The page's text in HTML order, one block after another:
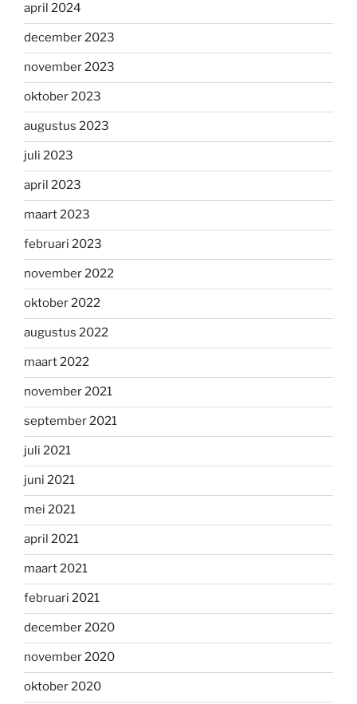
april 2024
december 2023
november 2023
oktober 2023
augustus 2023
juli 2023
april 2023
maart 2023
februari 2023
november 2022
oktober 2022
augustus 2022
maart 2022
november 2021
september 2021
juli 2021
juni 2021
mei 2021
april 2021
maart 2021
februari 2021
december 2020
november 2020
oktober 2020